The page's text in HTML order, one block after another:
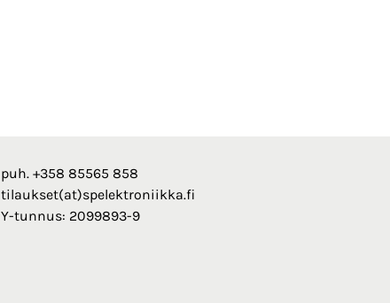
puh. +358 85565 858
tilaukset(at)spelektroniikka.fi
Y-tunnus: 2099893-9